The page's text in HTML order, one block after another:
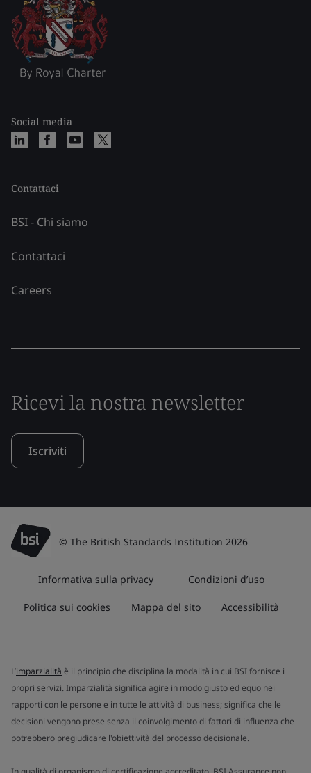
Social media
Contattaci
BSI - Chi siamo
Contattaci
Careers
Ricevi la nostra newsletter
Iscriviti
© The British Standards Institution 2026
Informativa sulla privacy Condizioni d’uso
Politica sui cookies Mappa del sito Accessibilità
L’imparzialità è il principio che disciplina la modalità in cui BSI fornisce i
propri servizi. Imparzialità significa agire in modo giusto ed equo nei
rapporti con le persone e in tutte le attività di business; significa che le
decisioni vengono prese senza il coinvolgimento di fattori di influenza che
potrebbero pregiudicare l'obiettività del processo decisionale.